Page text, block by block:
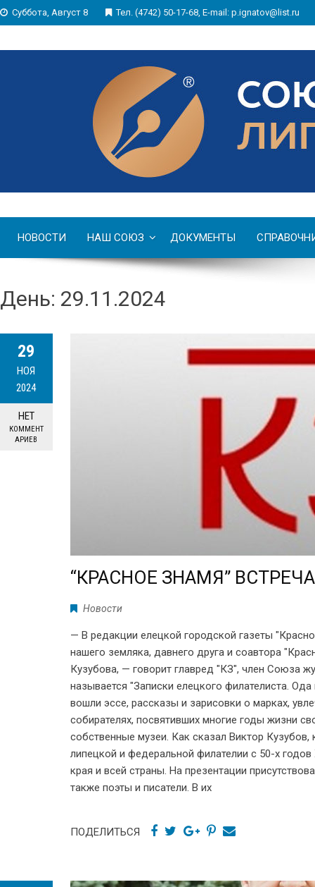
Суббота, Август 8 Тел. (4742) 50-17-68, E-mail: p.ignatov@list.ru
НОВОСТИ НАШ СОЮЗ ДОКУМЕНТЫ
День: 29.11.2024
29
НОЯ
2024
НЕТ
КОММЕНТ
АРИЕВ
“КРАСНОЕ ЗНАМЯ”
Новости
— В редакции елецкой городской газеты
нашего земляка, давнего друга и соавтора
Кузубова, — говорит главред "КЗ", член Союза
называется "Записки елецкого филателиста.
вошли эссе, рассказы и зарисовки о марках,
собирателях, посвятивших многие годы жизни
собственные музеи. Как сказал Виктор
липецкой и федеральной филателии с 50-х
края и всей страны. На презентации
также поэты и писатели. В их
ПОДЕЛИТЬСЯ